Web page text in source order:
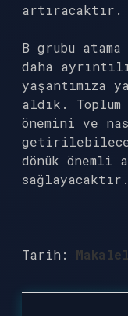
artıracaktır.
B grubu
daha
yaşantımıza
aldık.
önemini ve
dönük önemli
sağlayacaktır.
Tarih: